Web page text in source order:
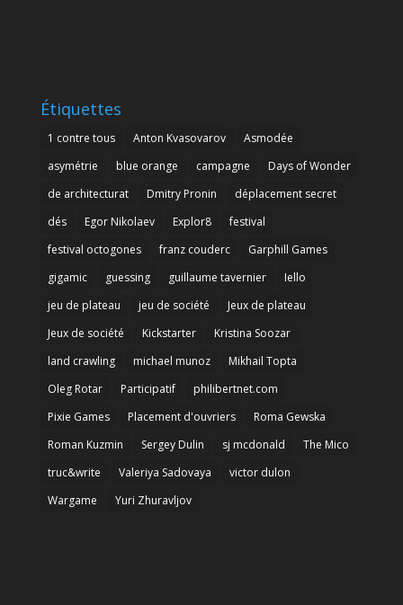
Étiquettes
1 contre tous Anton Kvasovarov
Asmodée
asymétrie
blue orange campagne
Days of Wonder
de architecturat
Dmitry Pronin
déplacement secret
dés
Egor Nikolaev Explor8
festival
festival octogones
franz couderc
Garphill Games
gigamic
guessing guillaume tavernier
Iello
jeu de plateau
jeu de société
Jeux de plateau
Jeux de société
Kickstarter
Kristina Soozar
land crawling
michael munoz
Mikhail Topta
Oleg Rotar
Participatif
philibertnet.com
Pixie Games
Placement d'ouvriers
Roma Gewska
Roman Kuzmin
Sergey Dulin sj mcdonald
The Mico
truc&write
Valeriya Sadovaya
victor dulon
Wargame
Yuri Zhuravljov